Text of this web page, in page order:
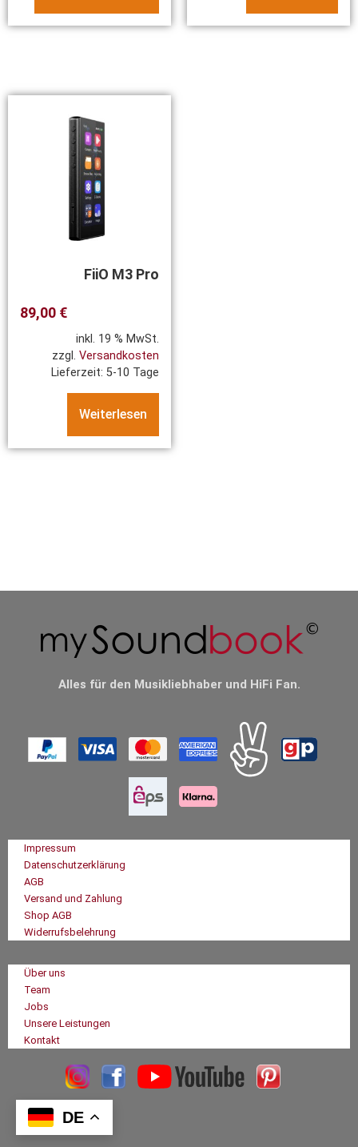
FiiO M3 Pro
89,00 €
inkl. 19 % MwSt.
zzgl. Versandkosten
Lieferzeit: 5-10 Tage
Weiterlesen
Alles für den Musikliebhaber und HiFi Fan.
Impressum
Datenschutzerklärung
AGB
Versand und Zahlung
Shop AGB
Widerrufsbelehrung
Über uns
Team
Jobs
Unsere Leistungen
Kontakt
DE